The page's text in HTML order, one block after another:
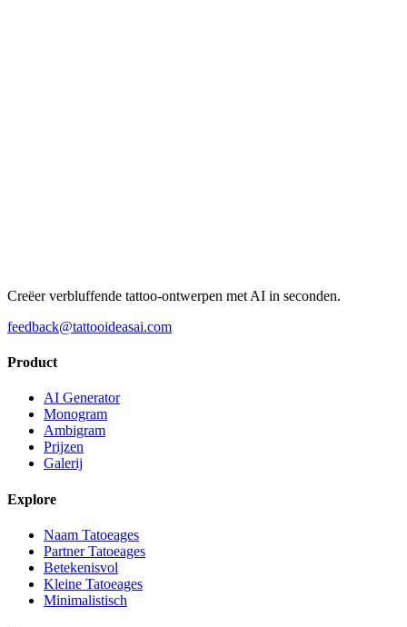
Creëer verbluffende tattoo-ontwerpen met AI in seconden.
feedback@tattooideasai.com
Product
AI Generator
Monogram
Ambigram
Prijzen
Galerij
Explore
Naam Tatoeages
Partner Tatoeages
Betekenisvol
Kleine Tatoeages
Minimalistisch